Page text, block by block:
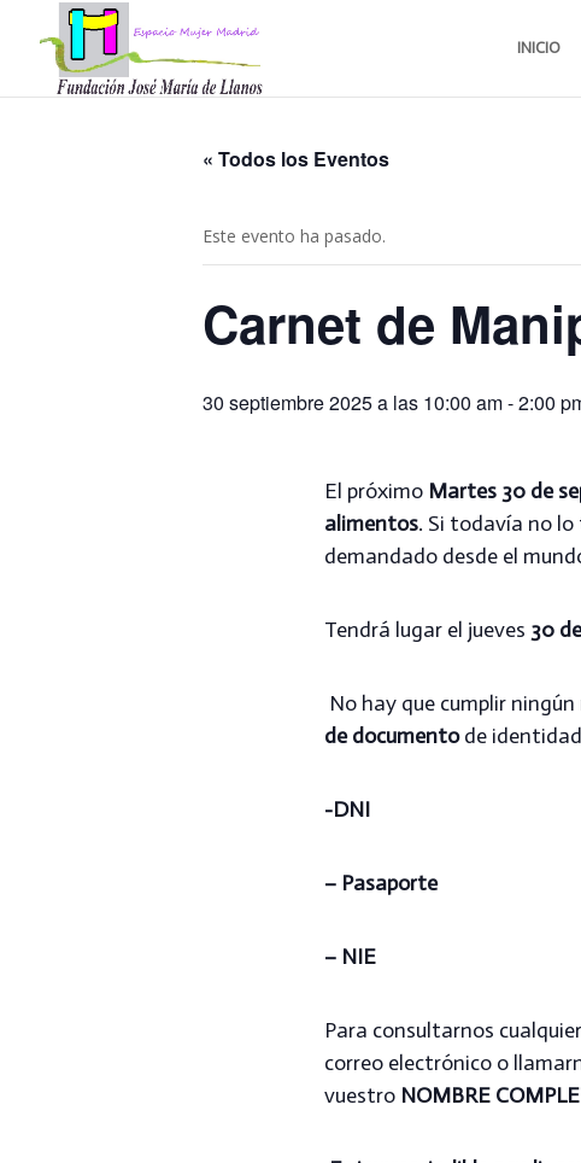
INICIO
« Todos los Eventos
Este evento ha pasado.
Carnet de
30 septiembre 2025 a las 10:00 am-2:00
El próximo Martes 30 de
alimentos. Si todavía no
demandado desde el
Tendrá lugar el jueves 30
No hay que cumplir
de documento de
-DNI
– Pasaporte
– NIE
Para consultarnos
correo electrónico o
vuestro NOMBRE